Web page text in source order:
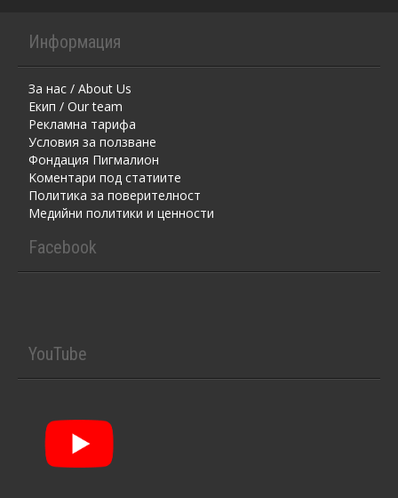
Информация
За нас / About Us
Екип / Our team
Рекламна тарифа
Условия за ползване
Фондация Пигмалион
Kоментaри под статиите
Политика за поверителност
Медийни политики и ценности
Facebook
YouTube